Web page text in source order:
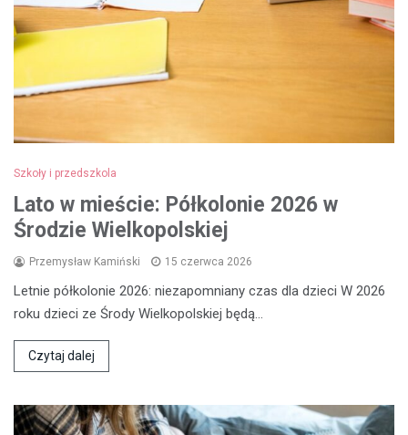
Szkoły i przedszkola
Lato w mieście: Półkolonie 2026 w
Środzie Wielkopolskiej
Przemysław Kamiński 15 czerwca 2026
Letnie półkolonie 2026: niezapomniany czas dla dzieci W 2026
roku dzieci ze Środy Wielkopolskiej będą…
Czytaj dalej